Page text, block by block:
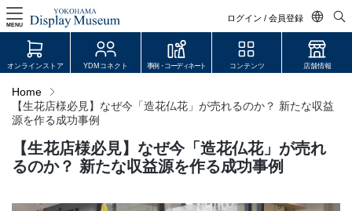
ログイン / 会員登録
日本語
中文简体
MENU
オンラインストア
YDM Connect
オンラインストア YDMコネクト 事例・コーディネート コンテンツ 店舗情報
Home
【生花店様必見】なぜ今「造花仏花」が売れるのか？ 新たな収益
源を作る成功事例
【生花店様必見】なぜ今「造花仏花」が売れ
るのか？ 新たな収益源を作る成功事例